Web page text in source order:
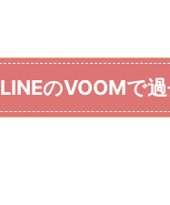
LINEのVOOMで